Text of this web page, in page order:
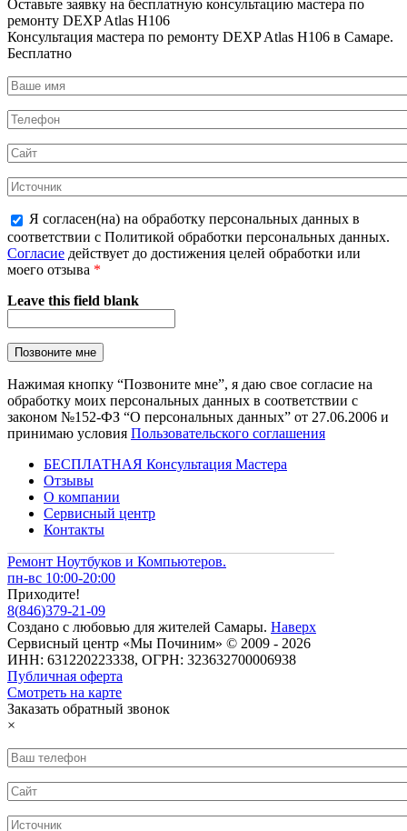
Оставьте заявку на бесплатную консультацию мастера по
ремонту DEXP Atlas H106
Консультация мастера по ремонту DEXP Atlas H106 в Самаре.
Бесплатно
Я согласен(на) на обработку персональных данных в
соответствии с Политикой обработки персональных данных.
Согласие действует до достижения целей обработки или
моего отзыва *
Leave this field blank
Нажимая кнопку “Позвоните мне”, я даю свое согласие на
обработку моих персональных данных в соответствии с
законом №152-ФЗ “О персональных данных” от 27.06.2006 и
принимаю условия Пользовательского соглашения
БЕСПЛАТНАЯ Консультация Мастера
Отзывы
О компании
Сервисный центр
Контакты
Ремонт Ноутбуков и Компьютеров.
пн-вс 10:00-20:00
Приходите!
8(846)379-21-09
Создано с любовью для жителей Самары. Наверх
Сервисный центр «Мы Починим» © 2009 - 2026
ИНН: 631220223338, ОГРН: 323632700006938
Публичная оферта
Смотреть на карте
Заказать обратный звонок
×